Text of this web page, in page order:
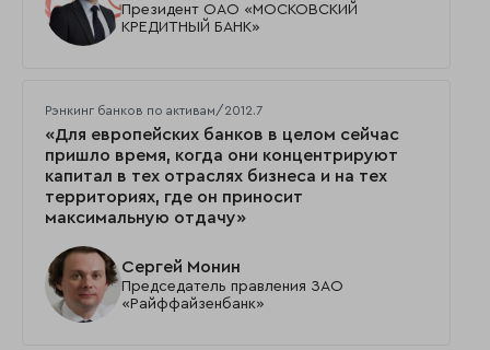
Президент ОАО «МОСКОВСКИЙ
КРЕДИТНЫЙ БАНК»
Рэнкинг банков по активам/2012.7
«Для европейских банков в целом сейчас
пришло время, когда они концентрируют
капитал в тех отраслях бизнеса и на тех
территориях, где он приносит
максимальную отдачу»
Сергей Монин
Председатель правления ЗАО
«Райффайзенбанк»